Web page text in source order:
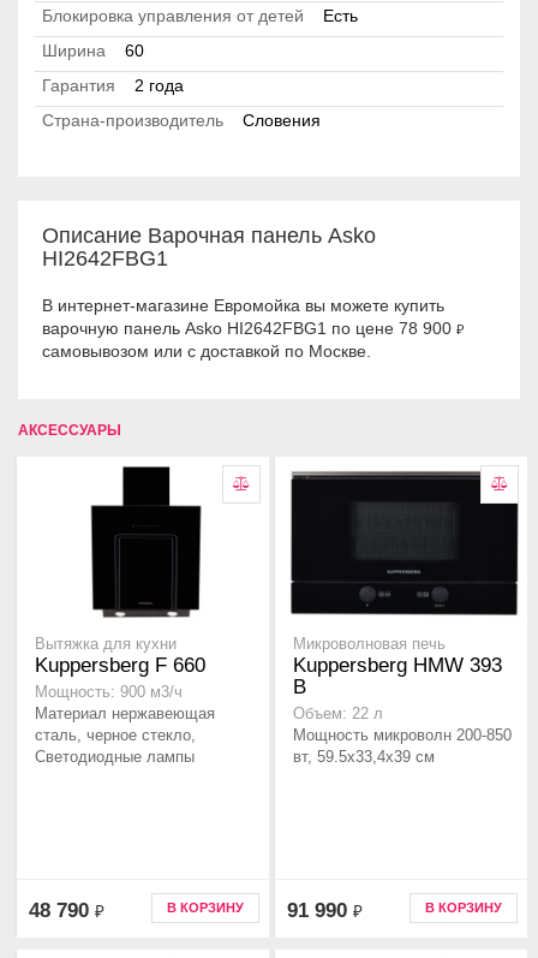
Блокировка управления от детей
Есть
Ширина
60
Гарантия
2 года
Страна-производитель
Словения
Описание Варочная панель Asko
HI2642FBG1
В интернет-магазине Евромойка вы можете купить
варочную панель Asko HI2642FBG1 по цене 78 900 ₽
самовывозом или с доставкой по Москве.
АКСЕССУАРЫ
Вытяжка для кухни
Kuppersberg F 660
Мощность: 900 м3/ч
Материал нержавеющая
сталь, черное стекло,
Светодиодные лампы
48 790 ₽ В КОРЗИНУ
Микроволновая печь
Kuppersberg HMW 393
B
Объем: 22 л
Мощность микроволн 200-850
вт, 59.5x33,4x39 см
91 990 ₽ В КОРЗИНУ